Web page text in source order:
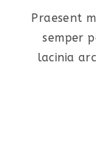
Praesent
semper
lacinia